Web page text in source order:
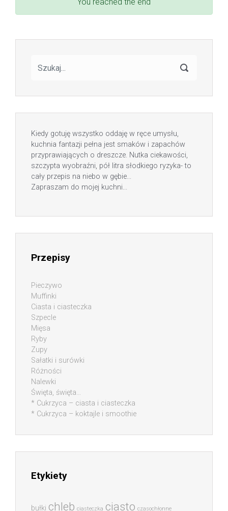
You reached the end
Kiedy gotuję wszystko oddaję w ręce umysłu,
kuchnia fantazji pełna jest smaków i zapachów
przyprawiających o dreszcze. Nutka ciekawości,
szczypta wyobraźni, pół litra słodkiego ryzyka- to
cały przepis na niebo w gębie...
Zapraszam do mojej kuchni...
Przepisy
Pieczywo
Muffinki
Ciasta i ciasteczka
Szpecle
Mięsa
Ryby
Zupy
Sałatki i surówki
Różności
Nalewki
Święta, święta…
* Cukrzyca – ciasta i ciasteczka
* Cukrzyca – koktajle i smoothie
Etykiety
bułki chleb ciasteczka ciasto czasochłonne